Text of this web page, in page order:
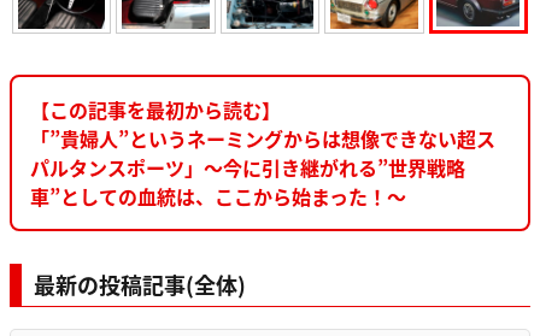
【この記事を最初から読む】
「”貴婦人”というネーミングからは想像できない超ス
パルタンスポーツ」～今に引き継がれる”世界戦略
車”としての血統は、ここから始まった！～
最新の投稿記事(全体)